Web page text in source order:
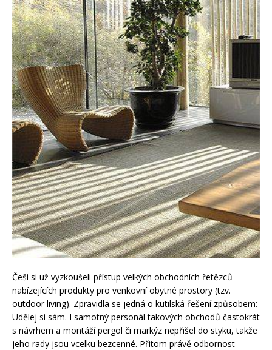
Češi si už vyzkoušeli přístup velkých obchodních řetězců
nabízejících produkty pro venkovní obytné prostory (tzv.
outdoor living). Zpravidla se jedná o kutilská řešení způsobem:
Udělej si sám. I samotný personál takových obchodů častokrát
s návrhem a montáží pergol či markýz nepřišel do styku, takže
jeho rady jsou vcelku bezcenné. Přitom právě odbornost